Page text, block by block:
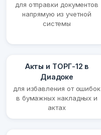
для отправки документов
напрямую из учетной
системы
Акты и ТОРГ-12 в
Диадоке
для избавления от ошибок
в бумажных накладных и
актах